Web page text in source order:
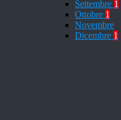
Settembre 1
Ottobre 1
Novembre
Dicembre 1